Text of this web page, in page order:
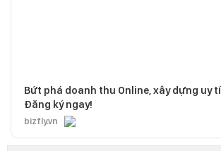
Bứt phá doanh thu Online, xây dựng uy
Đăng ký ngay!
bizfly.vn